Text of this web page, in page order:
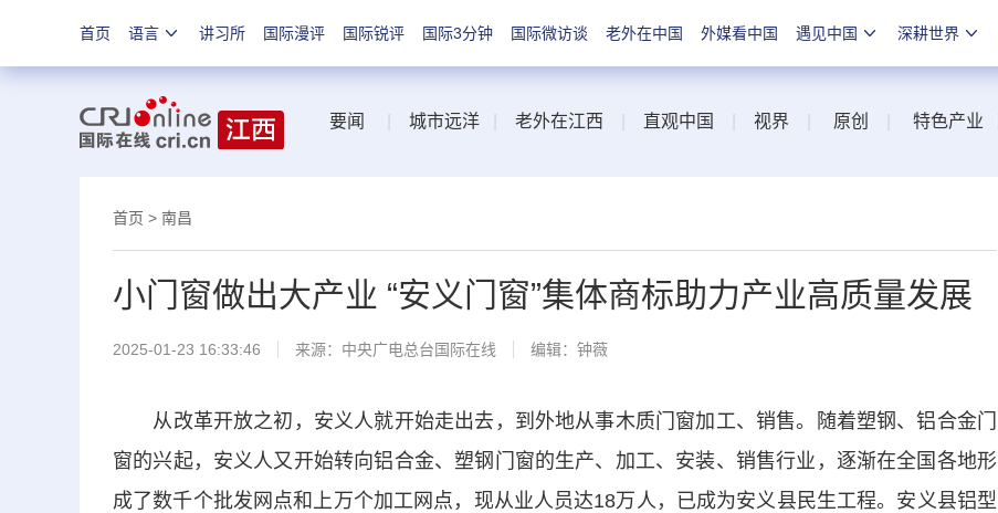
首页 语言 讲习所 国际漫评 国际锐评 国际3分钟 国际微访谈 老外在中国 外媒看中国 遇见中国 深耕世界
要闻 城市远洋 老外在江西 直观中国 视界 原创 特色产业
首页 > 南昌
小门窗做出大产业 “安义门窗”集体商标助力产业高质量发展
2025-01-23 16:33:46 来源：中央广电总台国际在线 编辑：钟薇
从改革开放之初，安义人就开始走出去，到外地从事木质门窗加工、销售。随着塑钢、铝合金门
窗的兴起，安义人又开始转向铝合金、塑钢门窗的生产、加工、安装、销售行业，逐渐在全国各地形
成了数千个批发网点和上万个加工网点，现从业人员达18万人，已成为安义县民生工程。安义县铝型